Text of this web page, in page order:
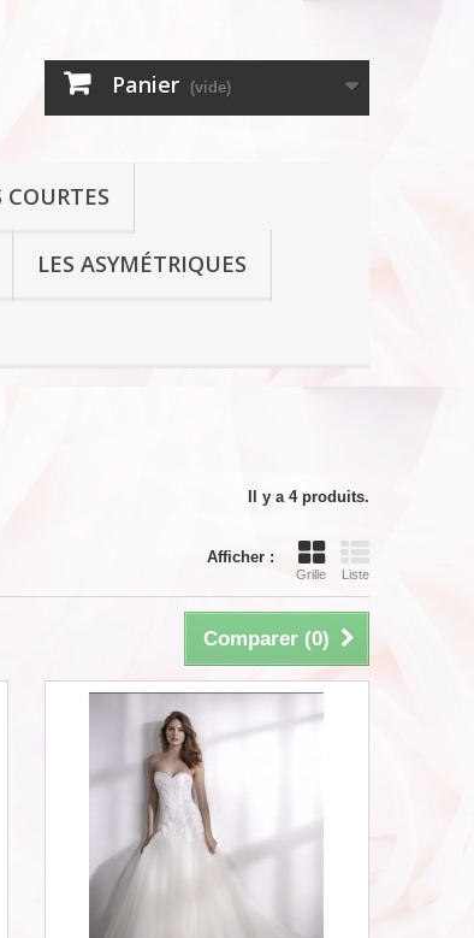
Panier (vide)
COURTES
LES ASYMÉTRIQUES
Il y a 4 produits.
Afficher :
Grille Liste
Comparer (0)